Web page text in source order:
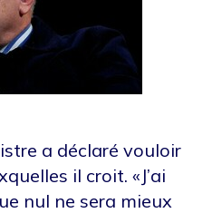
a déclaré vouloir
il croit. «J’ai
nul ne sera mieux